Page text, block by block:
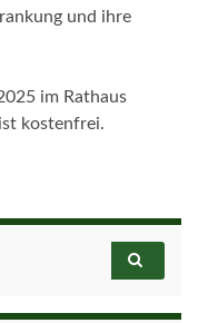
und ihre
im Rathaus
kostenfrei.